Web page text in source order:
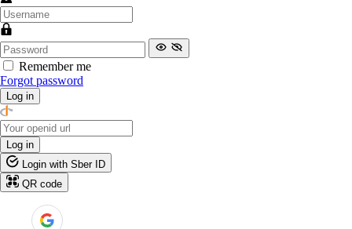
Remember me
Forgot password
Log in
Log in
Login with Sber ID
QR code